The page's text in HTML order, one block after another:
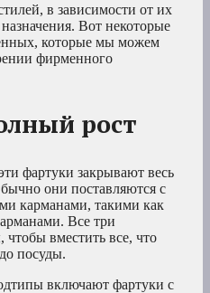
в зависимости от их
Вот некоторые
которые мы можем
фирменного
рост
фартуки закрывают весь
они поставляются с
карманами, такими как
Все три
чтобы вместить все, что
посуды.
включают фартуки с